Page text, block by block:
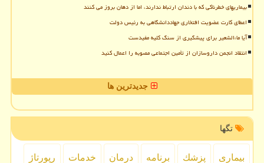
بیماریهای خطرناکی که با دندان ارتباط ندارند، اما از دهان بروز می کنند
اعطای کارت عضویت افتخاری جهاددانشگاهی به رئیس دولت
آیا ماءالشعیر برای پیشگیری از سنگ کلیه مفیدست
انتقاد انجمن داروسازان از تأمین اجتماعی مصوبه را اعمال کنید
جدیدترین ها
تگها
بیماری پزشك برنامه درمان خدمات رپورتاژ